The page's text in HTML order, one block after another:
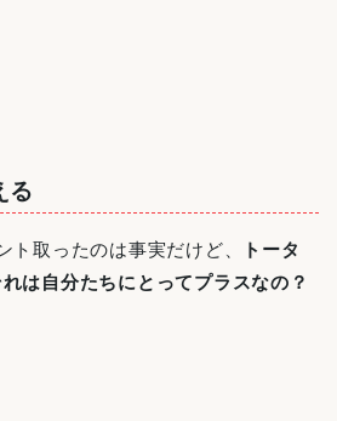
る
ト取ったのは事実だけど、
トータ
は自分たちにとってプラスなの？